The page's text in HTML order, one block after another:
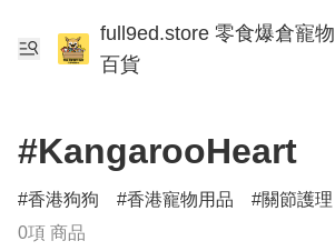
full9ed.store 零食爆倉寵物
百貨
#KangarooHeart
香港狗狗 香港寵物用品 關節護理
0項 商品